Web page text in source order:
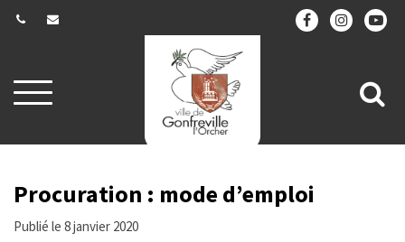
Aller
à
navigation
à
Procuration : mode d’emploi
Publié le 8 janvier 2020